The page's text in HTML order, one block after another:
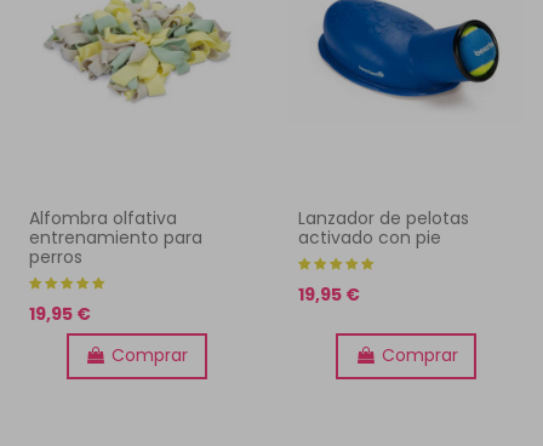
Alfombra olfativa
entrenamiento para
perros
19,95 €
Comprar
Lanzador de pelotas
activado con pie
19,95 €
Comprar